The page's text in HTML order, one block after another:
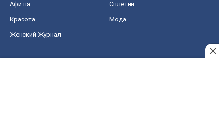
Афиша Сплетни
Красота Мода
Женский Журнал